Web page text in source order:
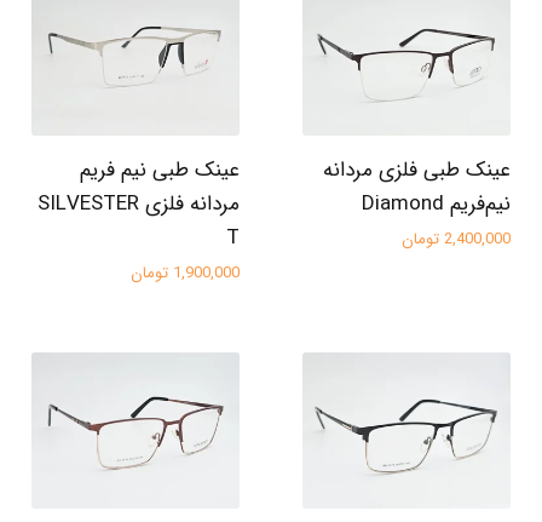
عینک طبی فلزی مردانه
نیم‌فریم Diamond
2,400,000 تومان
عینک طبی نیم فریم
مردانه فلزی SILVESTER
T
1,900,000 تومان